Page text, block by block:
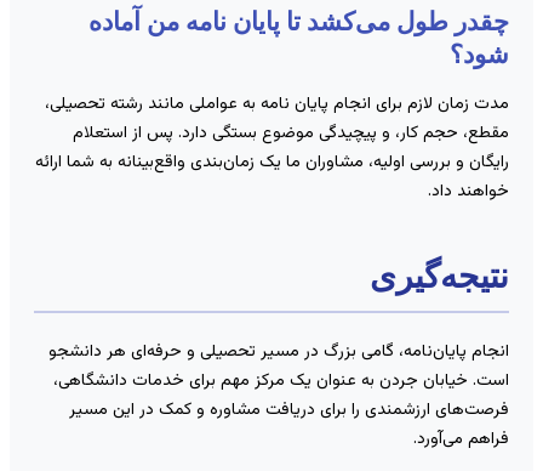
طول می‌کشد تا پایان نامه من آماده
زمان لازم برای انجام پایان نامه به عواملی مانند رشته تحصیلی،
حجم کار، و پیچیدگی موضوع بستگی دارد. پس از استعلام
و بررسی اولیه، مشاوران ما یک زمان‌بندی واقع‌بینانه به شما ارائه
داد.
پایان‌نامه، گامی بزرگ در مسیر تحصیلی و حرفه‌ای هر دانشجو
خیابان جردن به عنوان یک مرکز مهم برای خدمات دانشگاهی،
ارزشمندی را برای دریافت مشاوره و کمک در این مسیر
می‌آورد.